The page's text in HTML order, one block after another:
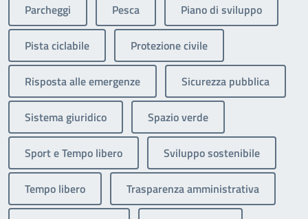
Parcheggi Pesca Piano di sviluppo
Pista ciclabile Protezione civile
Risposta alle emergenze Sicurezza pubblica
Sistema giuridico Spazio verde
Sport e Tempo libero Sviluppo sostenibile
Tempo libero Trasparenza amministrativa